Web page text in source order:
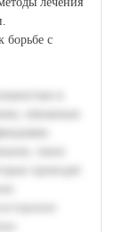
борьбе с